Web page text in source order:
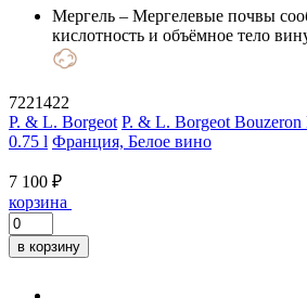
Мергель – Мергелевые почвы
кислотность и объёмное тело
7221422
P. & L. Borgeot P. & L. Borgeot Bouzeron
0.75 l Франция, Белое вино
7 100 ₽
корзина
в корзину